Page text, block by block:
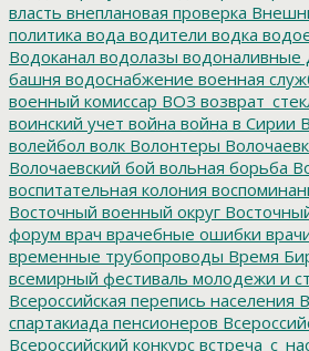
власть внеплановая проверка
политика вода водители водка
Водоканал водолазы водоналивные
башня водоснабжение военная
военный комиссар ВОЗ
воинский учет война война в Сирии
волейбол волк Волонтеры
Волочаевский бой вольная борьба
воспитательная колония
Восточный военный округ
форум врач врачебные ошибки
временные трубопроводы Время
всемирный фестиваль молодежи и
Всероссийская перепись населения
спартакиада пенсионеров
Всероссийский конкурс